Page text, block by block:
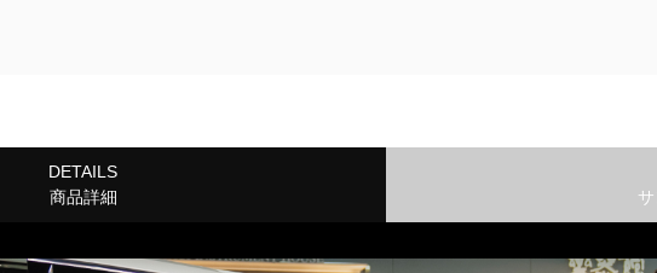
DETAILS
商品詳細